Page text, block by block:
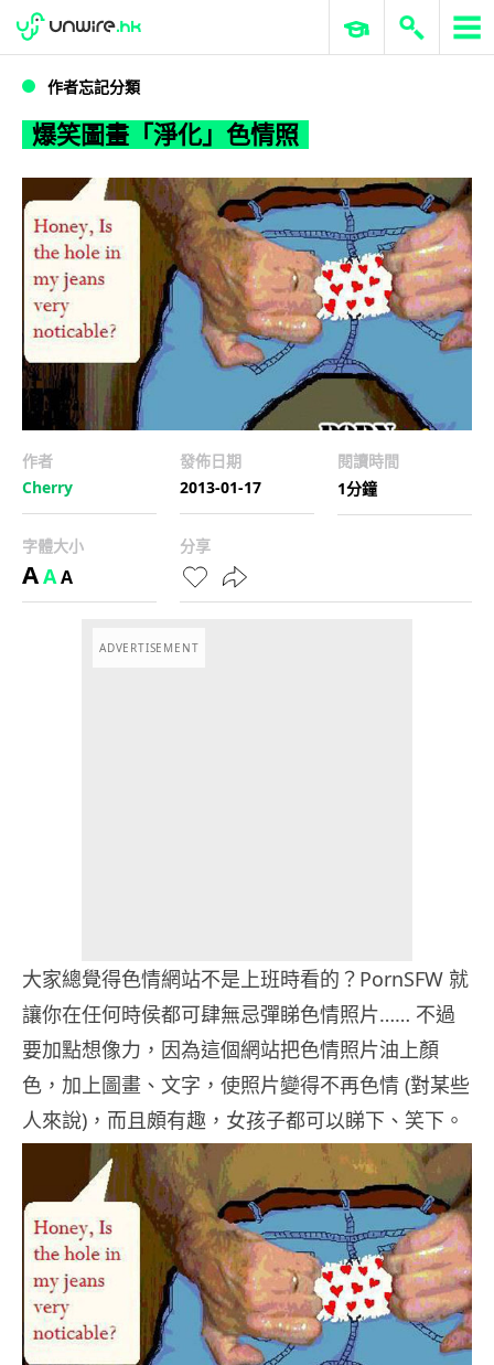
爆笑圖畫「淨化」色情照
WWDC 2026 ERP 與商業 AI
作者忘記分類
爆笑圖畫「淨化」色情照
作者
Cherry
發佈日期
2013-01-17
閱讀時間
1分鐘
字體大小
AAA
分享
ADVERTISEMENT
大家總覺得色情網站不是上班時看的？PornSFW 就
讓你在任何時侯都可肆無忌彈睇色情照片…… 不過
要加點想像力，因為這個網站把色情照片油上顏
色，加上圖畫、文字，使照片變得不再色情 (對某些
人來說)，而且頗有趣，女孩子都可以睇下、笑下。